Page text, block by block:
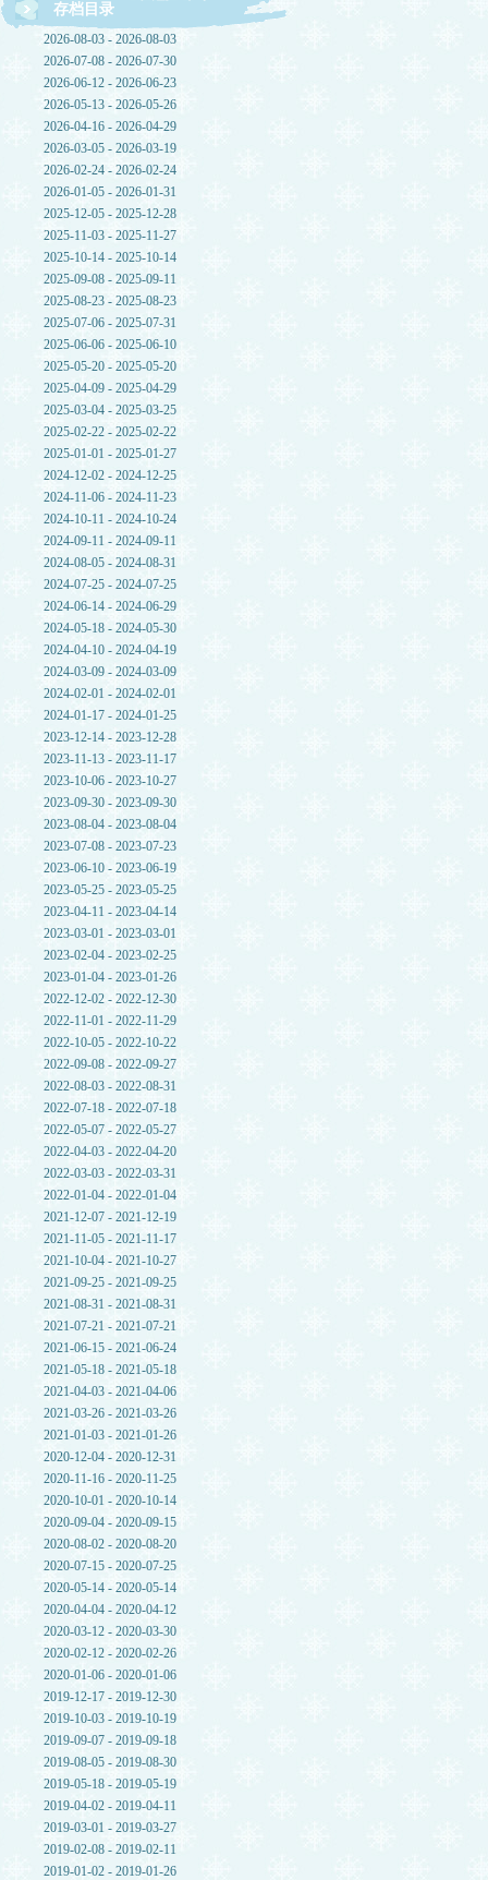
存档目录
2026-08-03 - 2026-08-03
2026-07-08 - 2026-07-30
2026-06-12 - 2026-06-23
2026-05-13 - 2026-05-26
2026-04-16 - 2026-04-29
2026-03-05 - 2026-03-19
2026-02-24 - 2026-02-24
2026-01-05 - 2026-01-31
2025-12-05 - 2025-12-28
2025-11-03 - 2025-11-27
2025-10-14 - 2025-10-14
2025-09-08 - 2025-09-11
2025-08-23 - 2025-08-23
2025-07-06 - 2025-07-31
2025-06-06 - 2025-06-10
2025-05-20 - 2025-05-20
2025-04-09 - 2025-04-29
2025-03-04 - 2025-03-25
2025-02-22 - 2025-02-22
2025-01-01 - 2025-01-27
2024-12-02 - 2024-12-25
2024-11-06 - 2024-11-23
2024-10-11 - 2024-10-24
2024-09-11 - 2024-09-11
2024-08-05 - 2024-08-31
2024-07-25 - 2024-07-25
2024-06-14 - 2024-06-29
2024-05-18 - 2024-05-30
2024-04-10 - 2024-04-19
2024-03-09 - 2024-03-09
2024-02-01 - 2024-02-01
2024-01-17 - 2024-01-25
2023-12-14 - 2023-12-28
2023-11-13 - 2023-11-17
2023-10-06 - 2023-10-27
2023-09-30 - 2023-09-30
2023-08-04 - 2023-08-04
2023-07-08 - 2023-07-23
2023-06-10 - 2023-06-19
2023-05-25 - 2023-05-25
2023-04-11 - 2023-04-14
2023-03-01 - 2023-03-01
2023-02-04 - 2023-02-25
2023-01-04 - 2023-01-26
2022-12-02 - 2022-12-30
2022-11-01 - 2022-11-29
2022-10-05 - 2022-10-22
2022-09-08 - 2022-09-27
2022-08-03 - 2022-08-31
2022-07-18 - 2022-07-18
2022-05-07 - 2022-05-27
2022-04-03 - 2022-04-20
2022-03-03 - 2022-03-31
2022-01-04 - 2022-01-04
2021-12-07 - 2021-12-19
2021-11-05 - 2021-11-17
2021-10-04 - 2021-10-27
2021-09-25 - 2021-09-25
2021-08-31 - 2021-08-31
2021-07-21 - 2021-07-21
2021-06-15 - 2021-06-24
2021-05-18 - 2021-05-18
2021-04-03 - 2021-04-06
2021-03-26 - 2021-03-26
2021-01-03 - 2021-01-26
2020-12-04 - 2020-12-31
2020-11-16 - 2020-11-25
2020-10-01 - 2020-10-14
2020-09-04 - 2020-09-15
2020-08-02 - 2020-08-20
2020-07-15 - 2020-07-25
2020-05-14 - 2020-05-14
2020-04-04 - 2020-04-12
2020-03-12 - 2020-03-30
2020-02-12 - 2020-02-26
2020-01-06 - 2020-01-06
2019-12-17 - 2019-12-30
2019-10-03 - 2019-10-19
2019-09-07 - 2019-09-18
2019-08-05 - 2019-08-30
2019-05-18 - 2019-05-19
2019-04-02 - 2019-04-11
2019-03-01 - 2019-03-27
2019-02-08 - 2019-02-11
2019-01-02 - 2019-01-26